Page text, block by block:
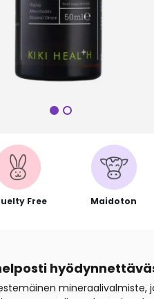
Free Maidoton
mineraalivalmiste,